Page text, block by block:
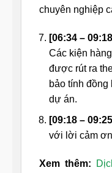
chuyên nghiệp
[06:34 –
Các kiện
được rút ra
bảo tính đồng
dự án.
[09:18 –
với lời cảm
Xem thêm: